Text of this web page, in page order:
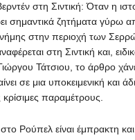
στη Σιντική: Όταν η
σημαντικά ζητήματα γύρω
στην περιοχή των
στη Σιντική και,
Τάτσιου, το άρθρο
σε μια υποκειμενική και
παραμέτρους.
Ρούπελ είναι έμπρακτη